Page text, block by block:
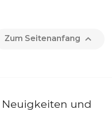
Zum Seitenanfang 
Neuigkeiten und